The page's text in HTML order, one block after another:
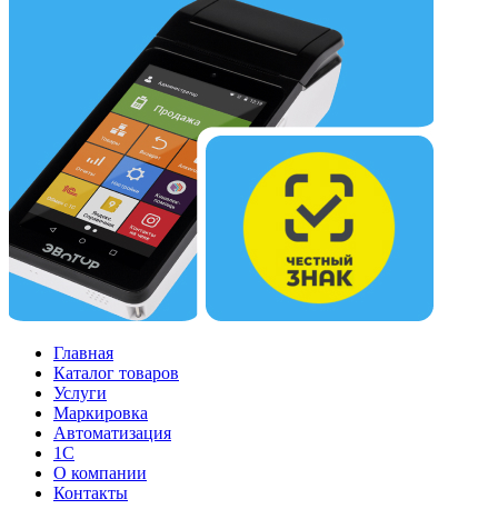
Главная
Каталог товаров
Услуги
Маркировка
Автоматизация
1С
О компании
Контакты